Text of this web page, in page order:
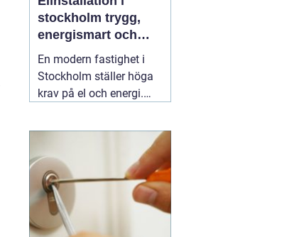
stockholm trygg,
energismart och
framtidssäker el i
fastigheten
En modern fastighet i
Stockholm ställer höga
krav på el och energi.
värmepumpar,
ventilation, laddboxar
och solcellsbatterier ska
fungera tillsammans
säkert, effektivt och utan
onödigt krångel. En